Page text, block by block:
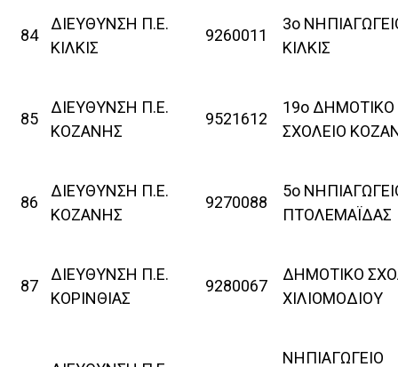
84
ΔΙΕΥΘΥΝΣΗ Π.Ε.
ΚΙΛΚΙΣ
9260011
3ο
ΚΙΛΚΙΣ
85
ΔΙΕΥΘΥΝΣΗ Π.Ε.
ΚΟΖΑΝΗΣ
9521612
19ο ΔΗΜΟΤΙΚΟ
ΣΧΟΛΕΙΟ
86
ΔΙΕΥΘΥΝΣΗ Π.Ε.
ΚΟΖΑΝΗΣ
9270088
5ο
ΠΤΟΛΕΜΑΪΔΑΣ
87
ΔΙΕΥΘΥΝΣΗ Π.Ε.
ΚΟΡΙΝΘΙΑΣ
9280067
ΔΗΜΟΤΙΚΟ
ΧΙΛΙΟΜΟΔΙΟΥ
ΝΗΠΙΑΓΩΓΕΙΟ